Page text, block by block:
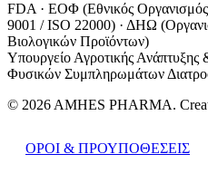
FDA · ΕΟΦ (Εθνικός
9001 / ISO 22000) · ΔΗΩ
Βιολογικών Προϊόντων)
Υπουργείο Αγροτικής Ανάπτυξης
Φυσικών Συμπληρωμάτων
© 2026 AMHES PHARMA.
ΟΡΟΙ & ΠΡΟΥΠΟΘΕΣΕΙΣ